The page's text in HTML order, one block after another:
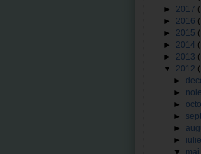
► 2017
► 2016
► 2015
► 2014
► 2013
▼ 2012
►
►
►
►
►
► iulie
▼ mai